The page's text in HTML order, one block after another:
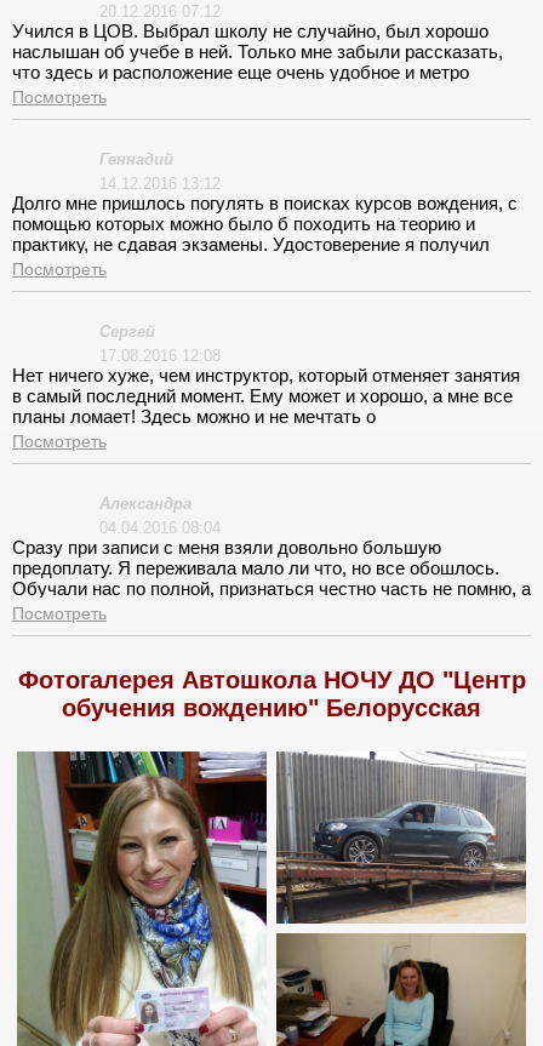
20.12.2016 07:12
Учился в ЦОВ. Выбрал школу не случайно, был хорошо
наслышан об учебе в ней. Только мне забыли рассказать,
что здесь и расположение еще очень удобное и метро
Белорусская под боком. Аудитория только несколько
зашарпанная, но это при желании можно исправить, а так
даже преподаватель Павел Андреевич не грузил терминами,
а буквально на пальцах все разъяснил. Инструктор Дмитрий
тоже хорош. Спокойный и рассудительный, каким и должен
быть инструктор. Спасибо!
Посмотреть
Геннадий
14.12.2016 13:12
Долго мне пришлось погулять в поисках курсов вождения, с
помощью которых можно было б походить на теорию и
практику, не сдавая экзамены. Удостоверение я получил
давно, а вот ездил мало, да и знания правил оставляло
желать большего. Вот я и решил разрешить эту проблему, но
которая предоставит такую возможность. После долгих
поисков наткнулся на ЦОВ, где мне не отказали! Воспарявши
духом я отправился на лекции. Вела у нас их Ольга
Ивановна. Кстати на достаточно высоком уровне, а
практиковался я у Андрей Светозарович.
Дисциплинированный инструктор, но только несколько зажат.
Большим плюсом стало расположение возле метро
Баррикадная.
Посмотреть
Сергей
17.08.2016 12:08
Нет ничего хуже, чем инструктор, который отменяет занятия
в самый последний момент. Ему может и хорошо, а мне все
планы ломает! Здесь можно и не мечтать о
«индивидуальном подходе» и «качественном обучении».
Посмотреть
Александра
04.04.2016 08:04
Сразу при записи с меня взяли довольно большую
предоплату. Я переживала мало ли что, но все обошлось.
Обучали нас по полной, признаться честно часть не помню, а
вторая еще не пригодилась. Инструктор каждое занятие
откатывал полностью.
Посмотреть
Фотогалерея Автошкола НОЧУ ДО "Центр
обучения вождению" Белорусская